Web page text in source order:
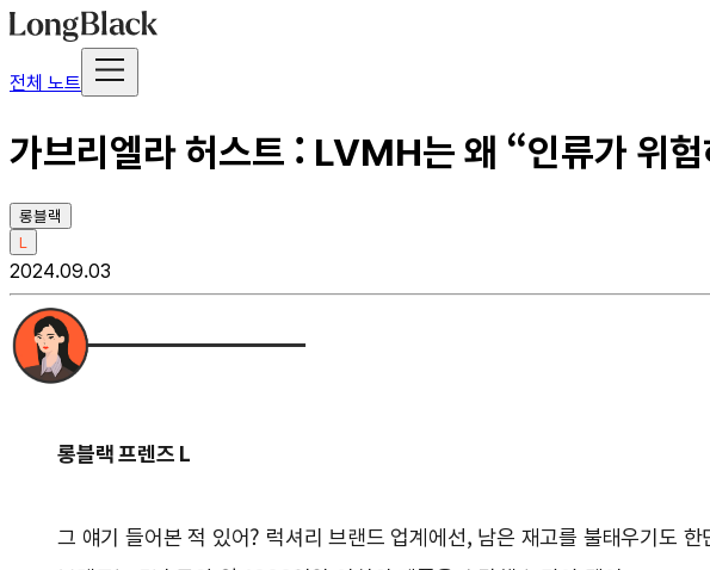
전체 노트
가브리엘라 허스트 : LVMH는 왜 “인류가 위
롱블랙
L
2024.09.03
롱블랙 프렌즈 L
그 얘기 들어본 적 있어? 럭셔리 브랜드 업계에선, 남은 재고를 불태우기도